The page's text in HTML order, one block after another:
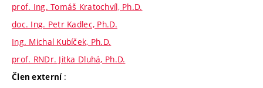
prof. Ing. Tomáš Kratochvíl, Ph.D.
doc. Ing. Petr Kadlec, Ph.D.
Ing. Michal Kubíček, Ph.D.
prof. RNDr. Jitka Dluhá, Ph.D.
Člen externí :